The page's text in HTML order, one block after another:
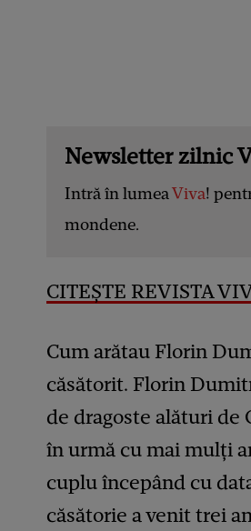
Newsletter zilnic
Intră în lumeaViva!
mondene.
CITEȘTE REVISTA
Cum arătau Florin
căsătorit. Florin
de dragoste alături de
în urmă cu mai mulți
cuplu începând cu
căsătorie a venit trei